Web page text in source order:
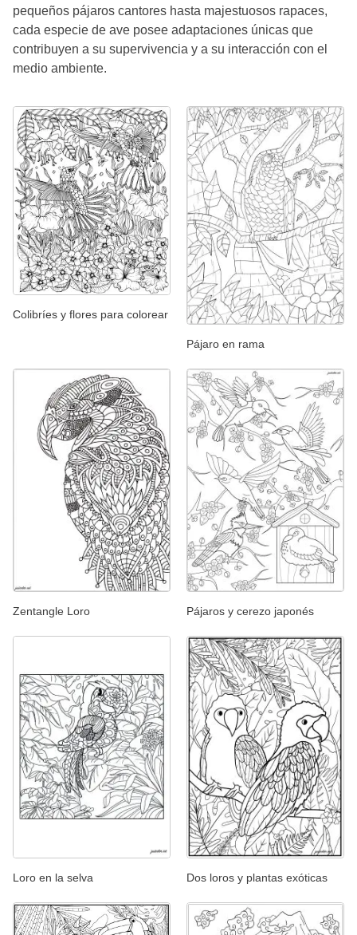
pequeños pájaros cantores hasta majestuosos rapaces,
cada especie de ave posee adaptaciones únicas que
contribuyen a su supervivencia y a su interacción con el
medio ambiente.
Colibríes y flores para colorear
Pájaro en rama
Zentangle Loro Pájaros y cerezo japonés
Loro en la selva Dos loros y plantas exóticas